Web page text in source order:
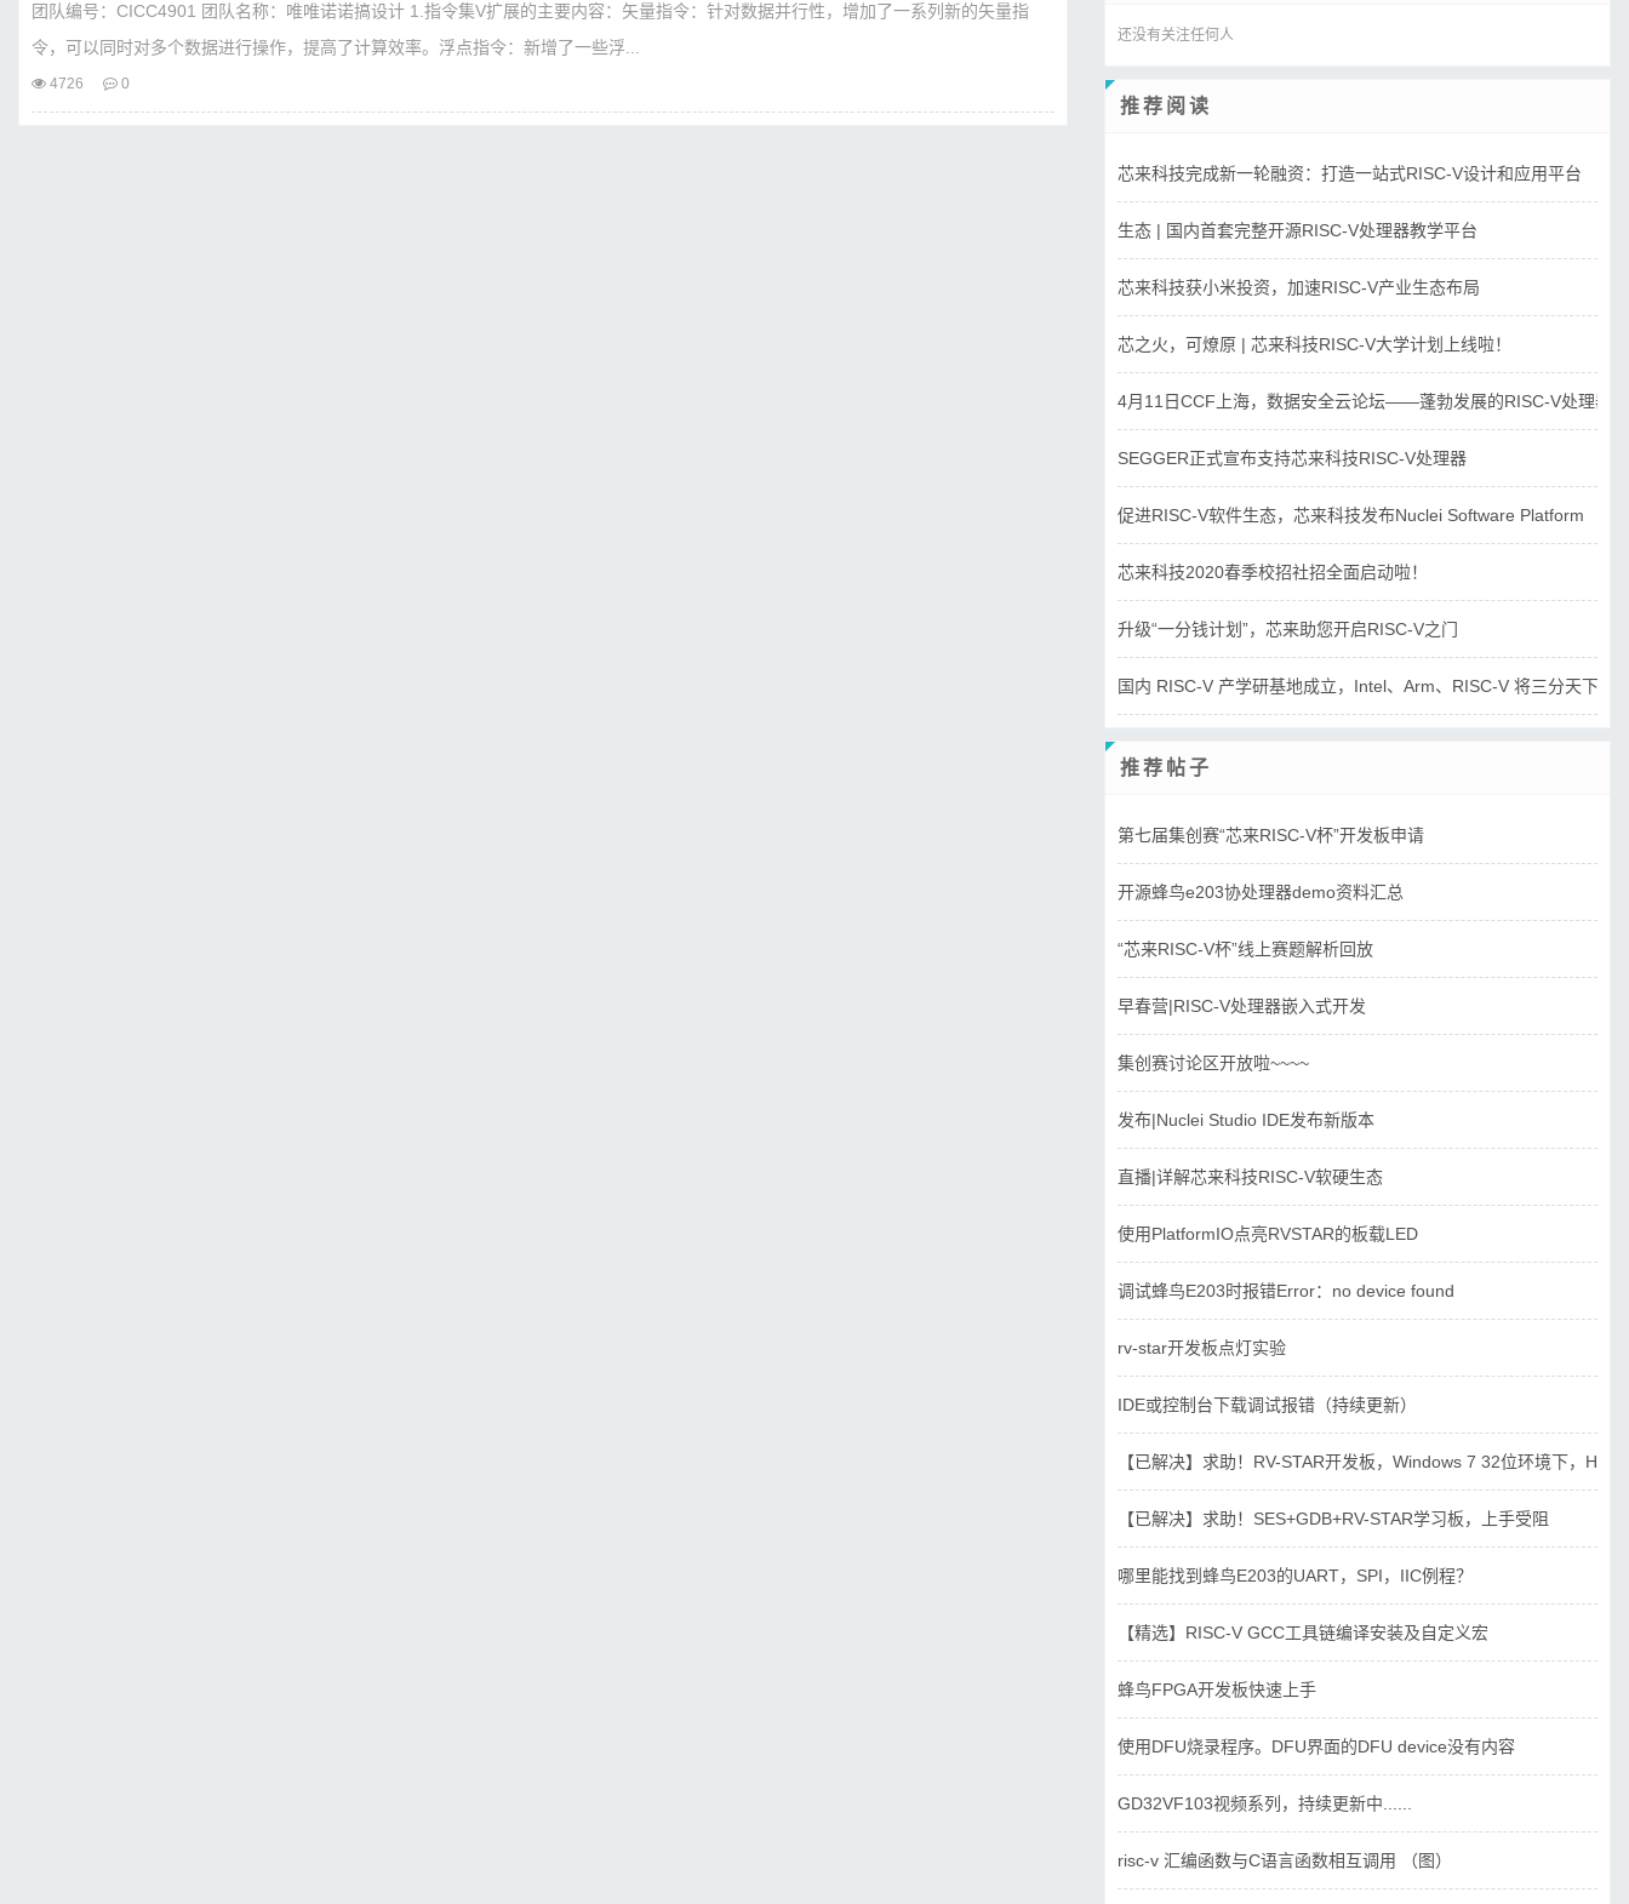
团队编号：CICC4901 团队名称：唯唯诺诺搞设计 1.指令集V扩展的主要内容：矢量指令：针对数据并行性，增加了一系列新的矢量指
令，可以同时对多个数据进行操作，提高了计算效率。浮点指令：新增了一些浮...
4726 0
还没有关注任何人
推荐阅读
芯来科技完成新一轮融资：打造一站式RISC-V设计和应用平台
生态 | 国内首套完整开源RISC-V处理器教学平台
芯来科技获小米投资，加速RISC-V产业生态布局
芯之火，可燎原 | 芯来科技RISC-V大学计划上线啦！
4月11日CCF上海，数据安全云论坛——蓬勃发展的RISC-V处理器
SEGGER正式宣布支持芯来科技RISC-V处理器
促进RISC-V软件生态，芯来科技发布Nuclei Software Platform
芯来科技2020春季校招社招全面启动啦！
升级“一分钱计划”，芯来助您开启RISC-V之门
国内 RISC-V 产学研基地成立，Intel、Arm、RISC-V 将三分天下？
推荐帖子
第七届集创赛“芯来RISC-V杯”开发板申请
开源蜂鸟e203协处理器demo资料汇总
“芯来RISC-V杯”线上赛题解析回放
早春营|RISC-V处理器嵌入式开发
集创赛讨论区开放啦~~~~
发布|Nuclei Studio IDE发布新版本
直播|详解芯来科技RISC-V软硬生态
使用PlatformIO点亮RVSTAR的板载LED
调试蜂鸟E203时报错Error：no device found
rv-star开发板点灯实验
IDE或控制台下载调试报错（持续更新）
【已解决】求助！RV-STAR开发板，Windows 7 32位环境下，
【已解决】求助！SES+GDB+RV-STAR学习板，上手受阻
哪里能找到蜂鸟E203的UART，SPI，IIC例程？
【精选】RISC-V GCC工具链编译安装及自定义宏
蜂鸟FPGA开发板快速上手
使用DFU烧录程序。DFU界面的DFU device没有内容
GD32VF103视频系列，持续更新中......
risc-v 汇编函数与C语言函数相互调用 （图）